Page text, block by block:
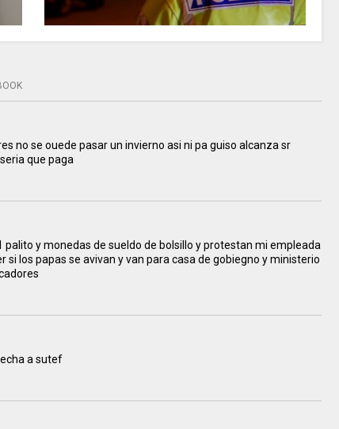
no se ouede pasar un invierno asi ni pa guiso alcanza sr
que paga
y monedas de sueldo de bolsillo y protestan mi empleada
los papas se avivan y van para casa de gobiegno y ministerio
a sutef